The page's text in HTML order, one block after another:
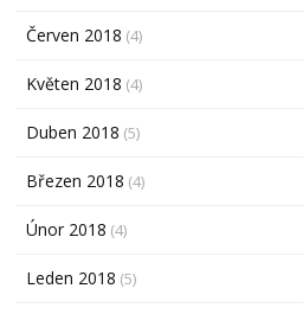
Červen 2018 (4)
Květen 2018 (4)
Duben 2018 (5)
Březen 2018 (4)
Únor 2018 (4)
Leden 2018 (5)